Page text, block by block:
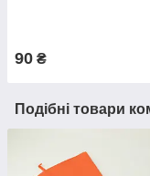
90 ₴
Подібні товари